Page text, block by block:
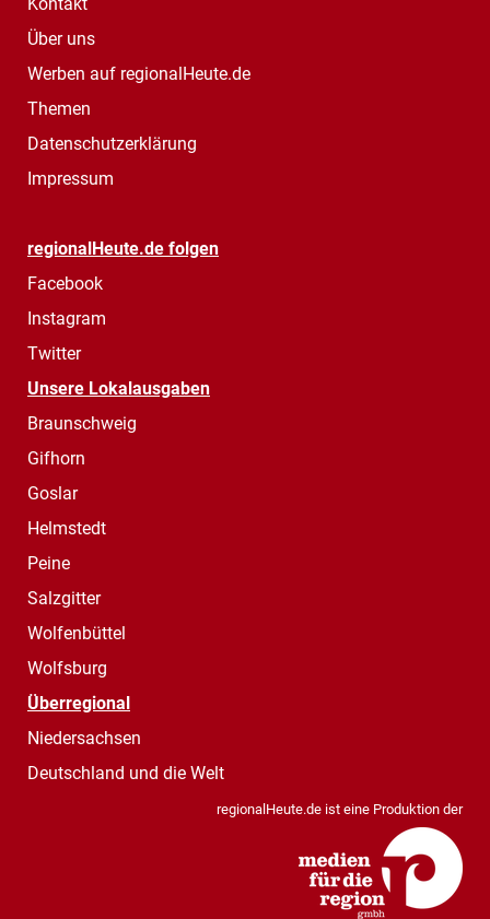
Über uns
Werben auf regionalHeute.de
Themen
Datenschutzerklärung
Impressum
regionalHeute.de folgen
Facebook
Instagram
Twitter
Unsere Lokalausgaben
Braunschweig
Gifhorn
Goslar
Helmstedt
Peine
Salzgitter
Wolfenbüttel
Wolfsburg
Überregional
Niedersachsen
Deutschland und die Welt
regionalHeute.de ist eine Produktion der